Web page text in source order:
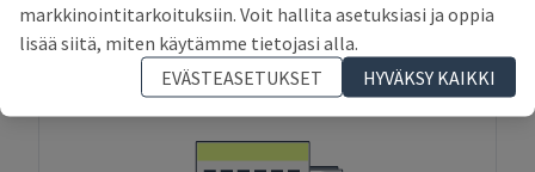
ENNAKKOMAKSU
markkinointitarkoituksiin. Voit hallita asetuksiasi ja oppia
lisää siitä, miten käytämme tietojasi alla.
EVÄSTEASETUKSET
HYVÄKSY KAIKKI